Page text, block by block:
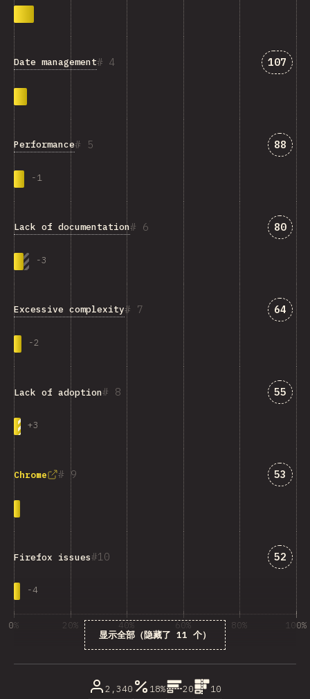
4
Date management 匹配
107
5
Performance
-1
匹配
88
6
Lack of documentation
-3
匹配
80
7
Excessive complexity
-2
匹配
64
8
Lack of adoption
+3
匹配
55
9
Chrome 匹配
53
10
Firefox issues
-4
匹配
52
显示全部（隐藏了 11 个）
0% 20% 40% 60% 80% 100%
2,340 18% 20
10